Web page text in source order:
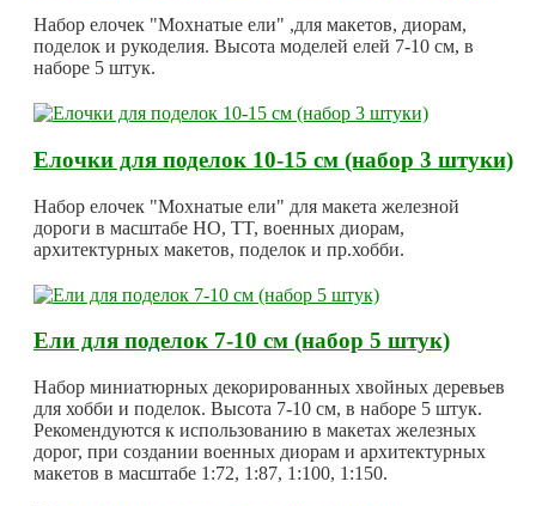
Набор елочек "Мохнатые ели" ,для макетов, диорам,
поделок и рукоделия. Высота моделей елей 7-10 см, в
наборе 5 штук.
Елочки для поделок 10-15 см (набор 3 штуки)
Набор елочек "Мохнатые ели" для макета железной
дороги в масштабе HO, TT, военных диорам,
архитектурных макетов, поделок и пр.хобби.
Ели для поделок 7-10 см (набор 5 штук)
Набор миниатюрных декорированных хвойных деревьев
для хобби и поделок. Высота 7-10 см, в наборе 5 штук.
Рекомендуются к использованию в макетах железных
дорог, при создании военных диорам и архитектурных
макетов в масштабе 1:72, 1:87, 1:100, 1:150.